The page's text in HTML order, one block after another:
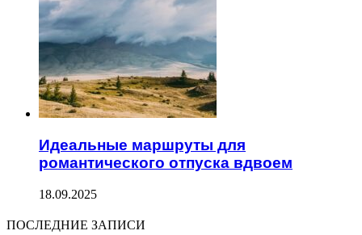
Идеальные маршруты для
романтического отпуска вдвоем
18.09.2025
ПОСЛЕДНИЕ ЗАПИСИ